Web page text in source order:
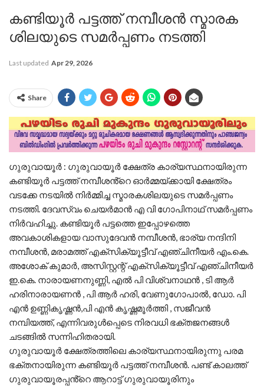
കണ്ടിയൂർ പട്ടത്ത് നമ്പീശൻ സ്മാരക
ശിലയുടെ സമർപ്പണം നടത്തി
Last updated Apr 29, 2026
Share
ഗുരുവായൂർ : ഗുരുവായൂർ ക്ഷേത്ര കാര്യസ്ഥനായിരുന്ന
കണ്ടിയൂർ പട്ടത്ത് നമ്പീശൻ്റെ ഓർമ്മയ്ക്കായി ക്ഷേത്രം
വടക്കേ നടയിൽ നിർമ്മിച്ച സ്മാരകശിലയുടെ സമർപ്പണം
നടത്തി. ദേവസ്വം ചെയർമാൻ എ വി ഗോപിനാഥ് സമർപ്പണം
നിർവഹിച്ചു. കണ്ടിയൂർ പട്ടത്തെ ഇപ്പോഴത്തെ
അവകാശികളായ വാസുദേവൻ നമ്പീശൻ, ഭാര്യ നന്ദിനി
നമ്പീശൻ, മരാമത്ത് എക്സിക്യൂട്ടീവ് എഞ്ചിനീയർ എം.കെ.
അശോക് കുമാർ, അസിസ്റ്റന്റ് എക്സിക്യൂട്ടീവ് എഞ്ചിനീയർ
ഇ.കെ. നാരായണനുണ്ണി, എൽ പി വിശ്വനാഥൻ , ടി ആർ
ഹരിനാരായണൻ , പി ആർ ഹരി, വേണുഗോപാൽ, ഡോ. പി
എൻ ഉണ്ണികൃഷ്ണൻ,പി എൻ കൃഷ്ണമൂർത്തി , സജീവൻ
നമ്പിയത്ത്, എന്നിവരുൾപ്പെടെ നിരവധി ഭക്തജനങ്ങൾ
ചടങ്ങിൽ സന്നിഹിതരായി.
ഗുരുവായൂർ ക്ഷേത്രത്തിലെ കാര്യസ്ഥനായിരുന്നു പരമ
ഭക്തനായിരുന്ന കണ്ടിയൂർ പട്ടത്ത് നമ്പീശൻ. പണ്ട് കാലത്ത്
ഗുരുവായൂരപ്പൻ്റെ ആറാട്ട് ഗുരുവായൂരിനും